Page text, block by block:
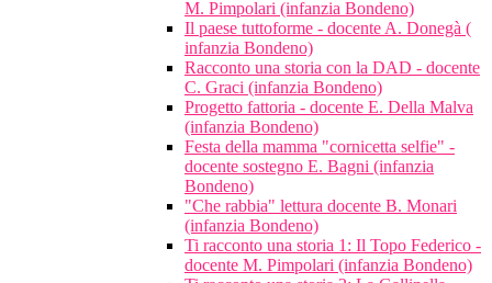
M. Pimpolari (infanzia Bondeno)
Il paese tuttoforme - docente A. Donegà (
infanzia Bondeno)
Racconto una storia con la DAD - docente
C. Graci (infanzia Bondeno)
Progetto fattoria - docente E. Della Malva
(infanzia Bondeno)
Festa della mamma "cornicetta selfie" -
docente sostegno E. Bagni (infanzia
Bondeno)
"Che rabbia" lettura docente B. Monari
(infanzia Bondeno)
Ti racconto una storia 1: Il Topo Federico -
docente M. Pimpolari (infanzia Bondeno)